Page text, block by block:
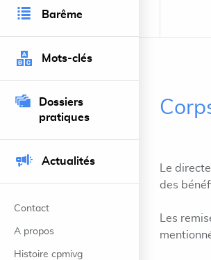
Barême
Mots-clés
Dossiers
pratiques
Actualités
Contact
A propos
Histoire cpmivg
Le
des
Les